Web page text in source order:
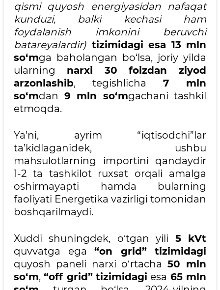
qismi quyosh energiyasidan nafaqat
kunduzi, balki kechasi ham
foydalanish imkonini beruvchi
batareyalardir) tizimidagi esa 13 mln
so‘mga baholangan bo‘lsa, joriy yilda
ularning narxi 30 foizdan ziyod
arzonlashib, tegishlicha 7 mln
so‘mdan 9 mln so‘mgachani tashkil
etmoqda.
Ya’ni, ayrim “iqtisodchi”lar
ta’kidlaganidek, ushbu
mahsulotlarning importini qandaydir
1-2 ta tashkilot ruxsat orqali amalga
oshirmayapti hamda bularning
faoliyati Energetika vazirligi tomonidan
boshqarilmaydi.
Xuddi shuningdek, o‘tgan yili 5 kVt
quvvatga ega “on grid” tizimidagi
quyosh paneli narxi o‘rtacha50 mln
so‘m,“off grid” tizimidagi esa 65 mln